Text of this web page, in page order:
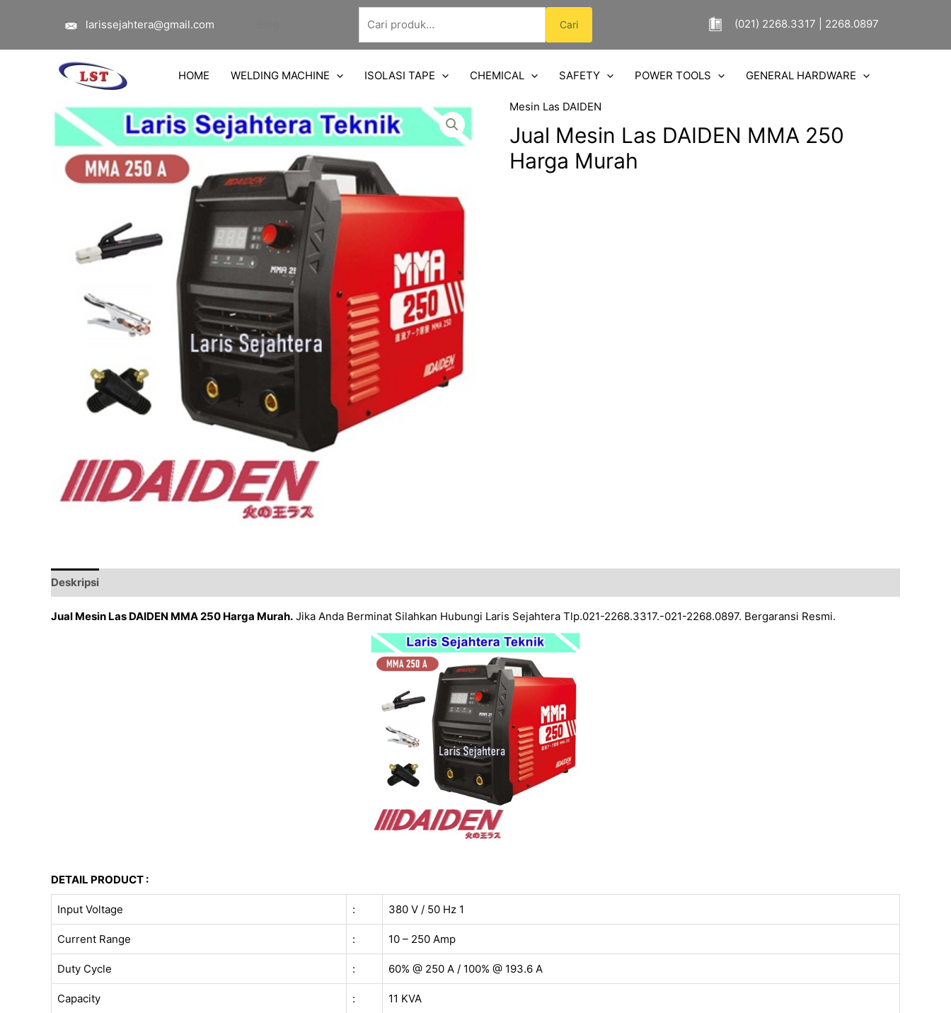
larissejahtera@gmail.com
Pencarian
untuk:
Cari (021) 2268.3317 | 2268.0897
HOME WELDING MACHINE ISOLASI TAPE CHEMICAL SAFETY POWER TOOLS GENERAL HARDWARE
Mesin Las DAIDEN
Jual Mesin Las DAIDEN MMA 250
Harga Murah
Deskripsi
Jual Mesin Las DAIDEN MMA 250 Harga Murah. Jika Anda Berminat Silahkan Hubungi Laris Sejahtera Tlp.021-2268.3317.-021-2268.0897. Bergaransi Resmi.
DETAIL PRODUCT :
Input Voltage : 380 V / 50 Hz 1
Current Range : 10 – 250 Amp
Duty Cycle : 60% @ 250 A / 100% @ 193.6 A
Capacity : 11 KVA